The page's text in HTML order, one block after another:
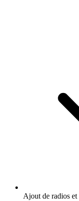
Ajout de radios et